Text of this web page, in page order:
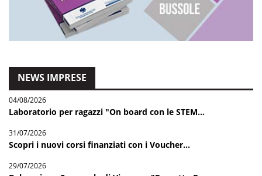
NEWS IMPRESE
04/08/2026
Laboratorio per ragazzi "On board con le STEM...
31/07/2026
Scopri i nuovi corsi finanziati con i Voucher...
29/07/2026